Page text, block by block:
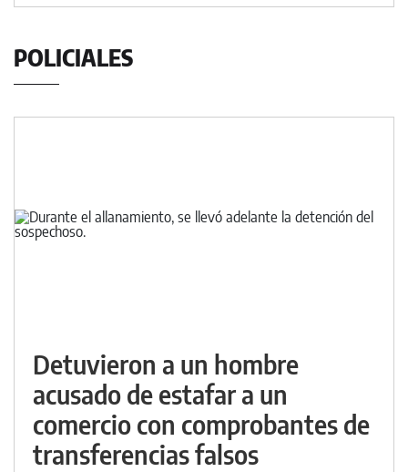
POLICIALES
Detuvieron a un hombre
acusado de estafar a un
comercio con comprobantes de
transferencias falsos